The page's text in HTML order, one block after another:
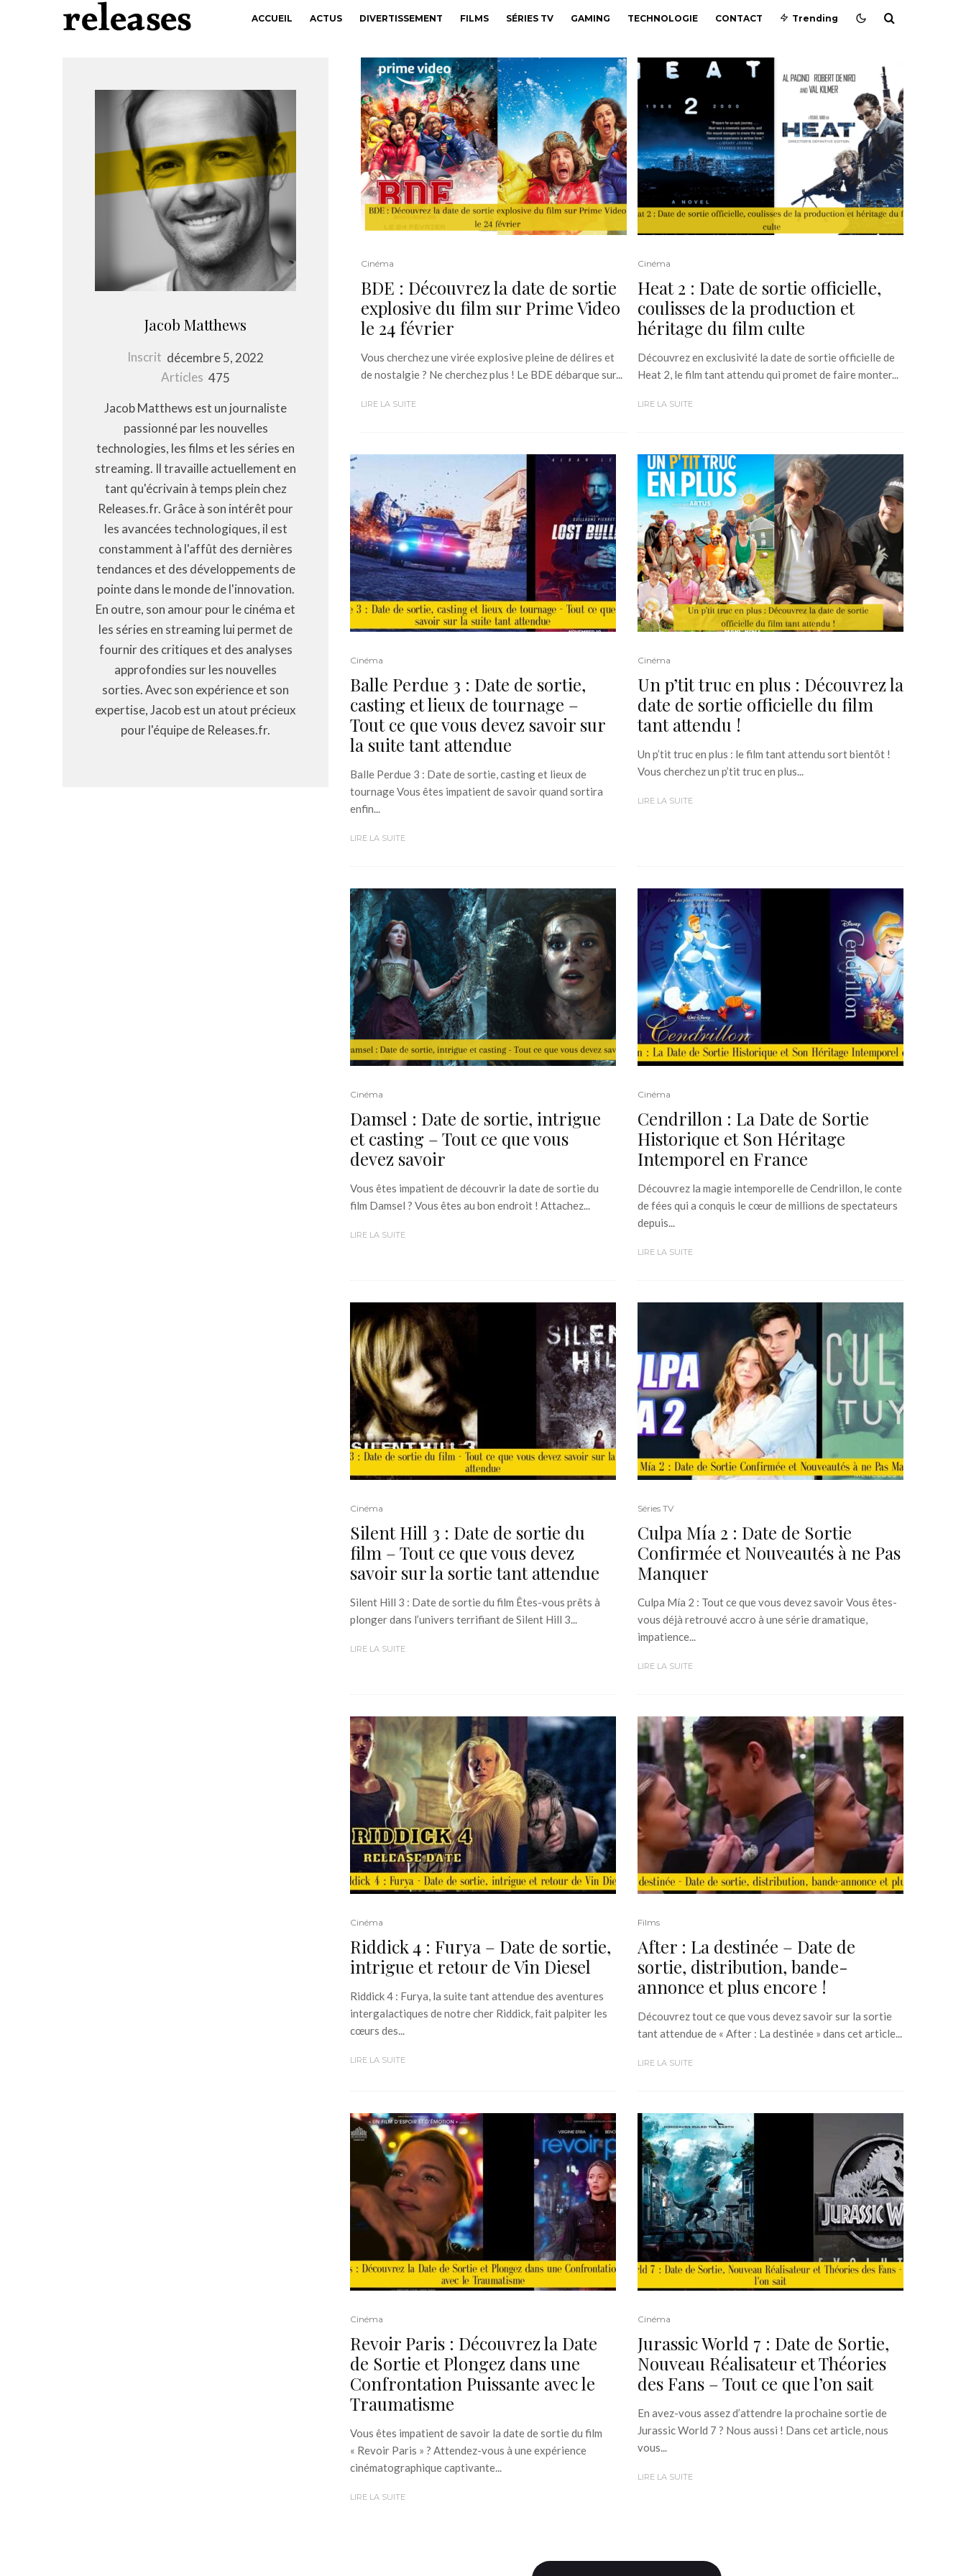
ACCUEIL ACTUS DIVERTISSEMENT FILMS SÉRIES TV GAMING TECHNOLOGIE CONTACT Trending
Jacob Matthews
Inscrit décembre 5, 2022
Articles 475
Jacob Matthews est un journaliste
passionné par les nouvelles
technologies, les films et les séries en
streaming. Il travaille actuellement en
tant qu'écrivain à temps plein chez
Releases.fr. Grâce à son intérêt pour
les avancées technologiques, il est
constamment à l'affût des dernières
tendances et des développements de
pointe dans le monde de l'innovation.
En outre, son amour pour le cinéma et
les séries en streaming lui permet de
fournir des critiques et des analyses
approfondies sur les nouvelles
sorties. Avec son expérience et son
expertise, Jacob est un atout précieux
pour l'équipe de Releases.fr.
Cinéma
BDE : Découvrez la date de sortie
explosive du film sur Prime Video
le 24 février
Vous cherchez une virée explosive pleine de délires et
de nostalgie ? Ne cherchez plus ! Le BDE débarque sur...
LIRE LA SUITE
Cinéma
Heat 2 : Date de sortie officielle,
coulisses de la production et
héritage du film culte
Découvrez en exclusivité la date de sortie officielle de
Heat 2, le film tant attendu qui promet de faire monter...
LIRE LA SUITE
Cinéma
Balle Perdue 3 : Date de sortie,
casting et lieux de tournage –
Tout ce que vous devez savoir sur
la suite tant attendue
Balle Perdue 3 : Date de sortie, casting et lieux de
tournage Vous êtes impatient de savoir quand sortira
enfin...
LIRE LA SUITE
Cinéma
Un p’tit truc en plus : Découvrez la
date de sortie officielle du film
tant attendu !
Un p’tit truc en plus : le film tant attendu sort bientôt !
Vous cherchez un p’tit truc en plus...
LIRE LA SUITE
Cinéma
Damsel : Date de sortie, intrigue
et casting – Tout ce que vous
devez savoir
Vous êtes impatient de découvrir la date de sortie du
film Damsel ? Vous êtes au bon endroit ! Attachez...
LIRE LA SUITE
Cinéma
Cendrillon : La Date de Sortie
Historique et Son Héritage
Intemporel en France
Découvrez la magie intemporelle de Cendrillon, le conte
de fées qui a conquis le cœur de millions de spectateurs
depuis...
LIRE LA SUITE
Cinéma
Silent Hill 3 : Date de sortie du
film – Tout ce que vous devez
savoir sur la sortie tant attendue
Silent Hill 3 : Date de sortie du film Êtes-vous prêts à
plonger dans l’univers terrifiant de Silent Hill 3...
LIRE LA SUITE
Séries TV
Culpa Mía 2 : Date de Sortie
Confirmée et Nouveautés à ne Pas
Manquer
Culpa Mía 2 : Tout ce que vous devez savoir Vous êtes-
vous déjà retrouvé accro à une série dramatique,
impatience...
LIRE LA SUITE
Cinéma
Riddick 4 : Furya – Date de sortie,
intrigue et retour de Vin Diesel
Riddick 4 : Furya, la suite tant attendue des aventures
intergalactiques de notre cher Riddick, fait palpiter les
cœurs des...
LIRE LA SUITE
Films
After : La destinée – Date de
sortie, distribution, bande-
annonce et plus encore !
Découvrez tout ce que vous devez savoir sur la sortie
tant attendue de « After : La destinée » dans cet article...
LIRE LA SUITE
Cinéma
Revoir Paris : Découvrez la Date
de Sortie et Plongez dans une
Confrontation Puissante avec le
Traumatisme
Vous êtes impatient de savoir la date de sortie du film
« Revoir Paris » ? Attendez-vous à une expérience
cinématographique captivante...
LIRE LA SUITE
Cinéma
Jurassic World 7 : Date de Sortie,
Nouveau Réalisateur et Théories
des Fans – Tout ce que l’on sait
En avez-vous assez d’attendre la prochaine sortie de
Jurassic World 7 ? Nous aussi ! Dans cet article, nous
vous...
LIRE LA SUITE